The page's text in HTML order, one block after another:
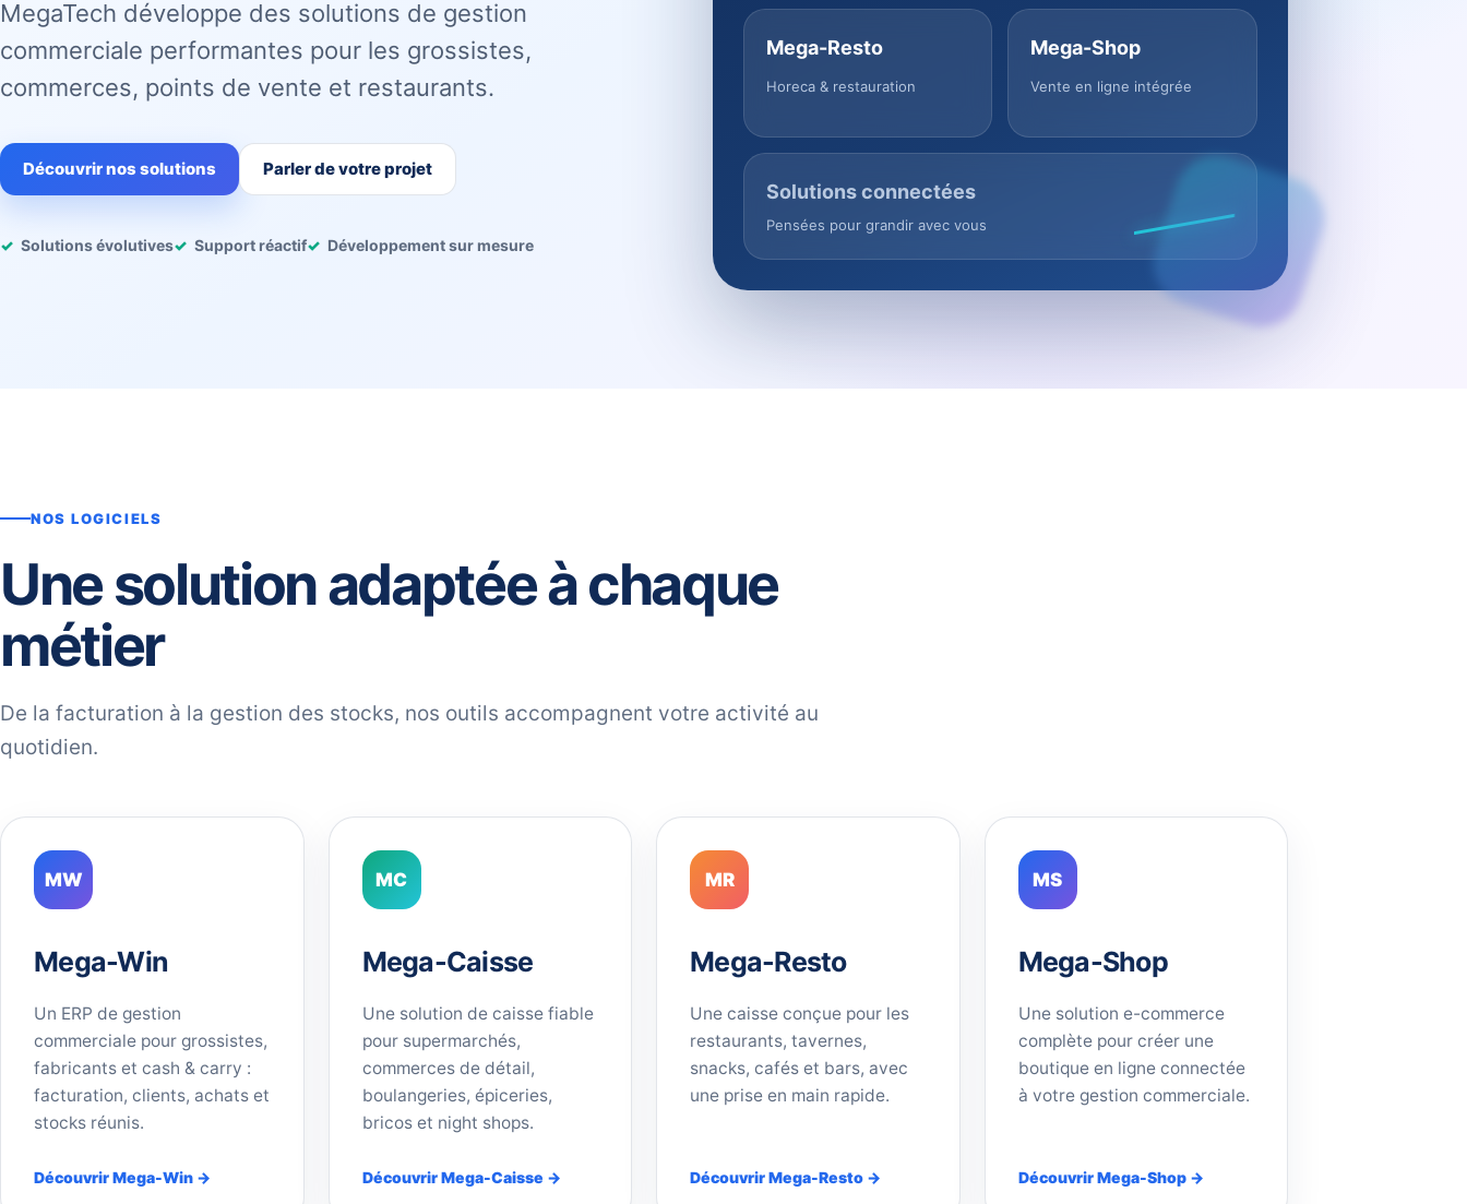
MegaTech développe des solutions de gestion
commerciale performantes pour les grossistes,
commerces, points de vente et restaurants.
Découvrir nos solutions Parler de votre projet
Solutions évolutives Support réactif Développement sur mesure
Mega-Resto
Horeca & restauration
Mega-Shop
Vente en ligne intégrée
Solutions connectées
Pensées pour grandir avec vous
NOS LOGICIELS
Une solution adaptée à chaque
métier
De la facturation à la gestion des stocks, nos outils accompagnent votre activité au
quotidien.
MW
Mega-Win
Un ERP de gestion
commerciale pour grossistes,
fabricants et cash & carry :
facturation, clients, achats et
stocks réunis.
Découvrir Mega-Win →
MC
Mega-Caisse
Une solution de caisse fiable
pour supermarchés,
commerces de détail,
boulangeries, épiceries,
bricos et night shops.
Découvrir Mega-Caisse →
MR
Mega-Resto
Une caisse conçue pour les
restaurants, tavernes,
snacks, cafés et bars, avec
une prise en main rapide.
Découvrir Mega-Resto →
MS
Mega-Shop
Une solution e-commerce
complète pour créer une
boutique en ligne connectée
à votre gestion commerciale.
Découvrir Mega-Shop →